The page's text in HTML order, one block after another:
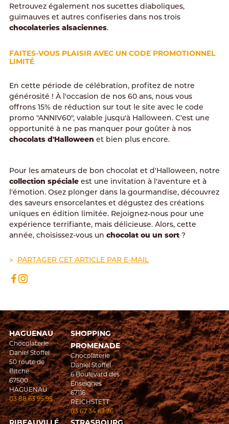
Retrouvez également nos sucettes diaboliques,
guimauves et autres confiseries dans nos trois
chocolateries alsaciennes.
FAITES-VOUS PLAISIR AVEC UN CODE PROMOTIONNEL
LIMITÉ
En cette période de célébration, profitez de notre
générosité ! À l'occasion de nos 60 ans, nous vous
offrons 15% de réduction sur tout le site avec le code
promo "ANNIV60", valable jusqu'à Halloween. C'est une
opportunité à ne pas manquer pour goûter à nos
chocolats d'Halloween et bien plus encore.
Pour les amateurs de bon chocolat et d'Halloween, notre
collection spécialeest une invitation à l'aventure et à
l'émotion. Osez plonger dans la gourmandise, découvrez
des saveurs ensorcelantes et dégustez des créations
uniques en édition limitée. Rejoignez-nous pour une
expérience terrifiante, mais délicieuse. Alors, cette
année, choisissez-vous un chocolat ou un sort?
PARTAGER CET ARTICLE PAR E-MAIL
HAGUENAU
Chocolaterie
Daniel Stoffel
50 route de
Bitche
67500
HAGUENAU
03 88 63 95 95
SHOPPING
PROMENADE
Chocolaterie
Daniel Stoffel
6 Boulevard des
Enseignes
67116
REICHSTETT
03 67 34 63 36